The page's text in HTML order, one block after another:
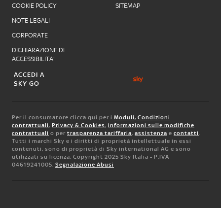
COOKIE POLICY
NOTE LEGALI
CORPORATE
DICHIARAZIONE DI
ACCESSIBILITA'
SITEMAP
ACCEDI A
SKY GO
Per il consumatore clicca qui per i Moduli, Condizioni
contrattuali, Privacy & Cookies, informazioni sulle modifiche
contrattuali o per trasparenza tariffaria, assistenza e contatti.
Tutti i marchi Sky e i diritti di proprietà intellettuale in essi
contenuti, sono di proprietà di Sky international AG e sono
utilizzati su licenza. Copyright 2025 Sky Italia - P.IVA
04619241005. Segnalazione Abusi